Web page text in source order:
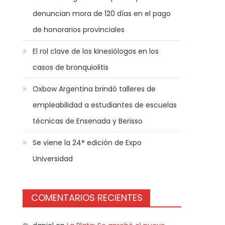
denuncian mora de 120 días en el pago
de honorarios provinciales
El rol clave de los kinesiólogos en los
casos de bronquiolitis
Oxbow Argentina brindó talleres de
empleabilidad a estudiantes de escuelas
técnicas de Ensenada y Berisso
Se viene la 24° edición de Expo
Universidad
COMENTARIOS RECIENTES